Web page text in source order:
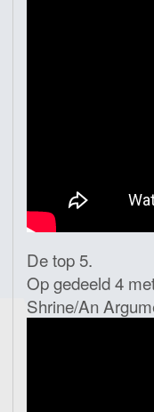
De top 5.
Op gedeeld 4
Shrine/An